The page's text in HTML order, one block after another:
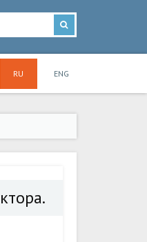
RU ENG